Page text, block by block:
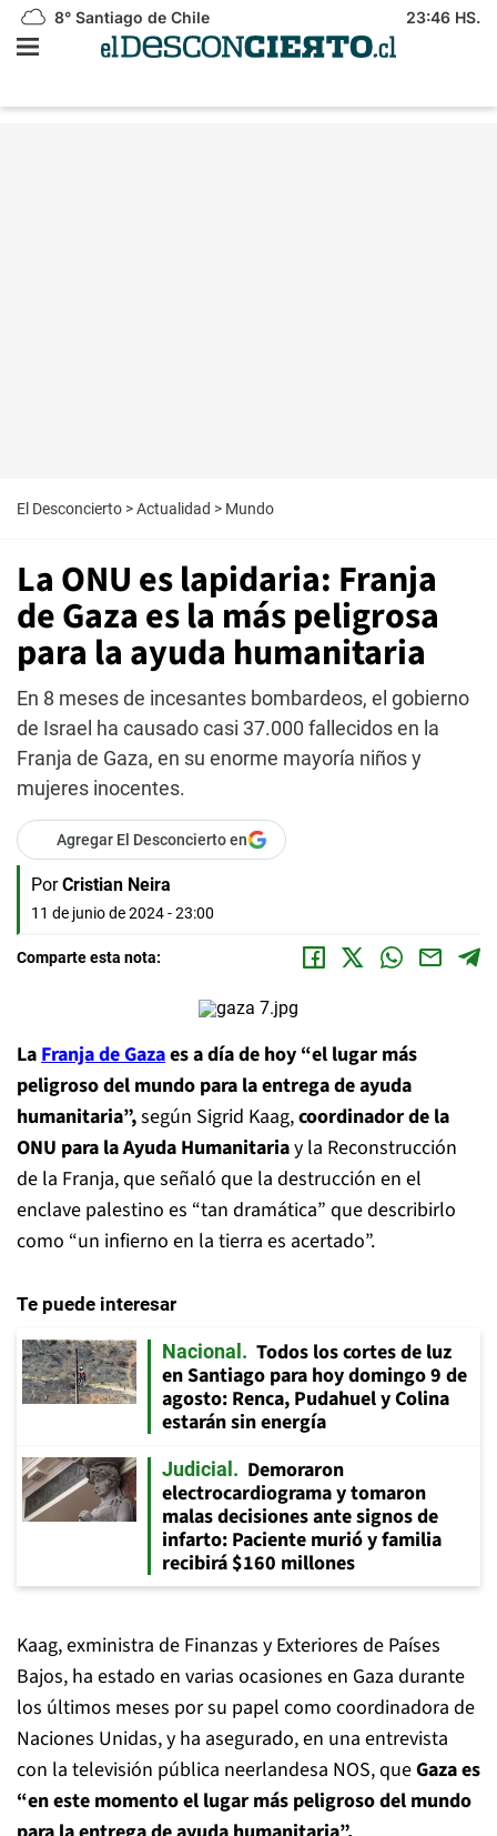
8° Santiago de Chile 23:46 HS.
El Desconcierto >Actualidad > Mundo
La ONU es lapidaria: Franja
de Gaza es la más peligrosa
para la ayuda humanitaria
En 8 meses de incesantes bombardeos, el gobierno
de Israel ha causado casi 37.000 fallecidos en la
Franja de Gaza, en su enorme mayoría niños y
mujeres inocentes.
Agregar El Desconcierto en
Por Cristian Neira
11 de junio de 2024 - 23:00
Comparte esta nota:
LaFranja de Gazaes a día de hoy “el lugar más
peligroso del mundo para la entrega de ayuda
humanitaria”,según Sigrid Kaag,coordinador de la
ONU para la Ayuda Humanitariay la Reconstrucción
de la Franja, que señaló que la destrucción en el
enclave palestino es “tan dramática” que describirlo
como “un infierno en la tierra es acertado”.
Te puede interesar
Nacional
Todos los cortes de luz
en Santiago para hoy domingo 9 de
agosto: Renca, Pudahuel y Colina
estarán sin energía
Judicial
Demoraron
electrocardiograma y tomaron
malas decisiones ante signos de
infarto: Paciente murió y familia
recibirá $160 millones
Kaag, exministra de Finanzas y Exteriores de Países
Bajos, ha estado en varias ocasiones en Gaza durante
los últimos meses por su papel como coordinadora de
Naciones Unidas, y ha asegurado, en una entrevista
con la televisión pública neerlandesa NOS, queGaza es
“en este momento el lugar más peligroso del mundo